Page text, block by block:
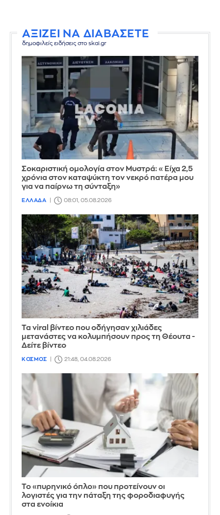
ΑΞΙΖΕΙ ΝΑ ΔΙΑΒΑΣΕΤΕ
δημοφιλείς ειδήσεις στο skai.gr
Σοκαριστική ομολογία στον Μυστρά: «Είχα 2,5
χρόνια στον καταψύκτη τον νεκρό πατέρα μου
για να παίρνω τη σύνταξη»
ΕΛΛΑΔΑ 08:01, 05.08.2026
Τα viral βίντεο που οδήγησαν χιλιάδες
μετανάστες να κολυμπήσουν προς τη Θέουτα -
Δείτε βίντεο
ΚΟΣΜΟΣ 21:48, 04.08.2026
Το «πυρηνικό όπλο» που προτείνουν οι
λογιστές για την πάταξη της φοροδιαφυγής
στα ενοίκια